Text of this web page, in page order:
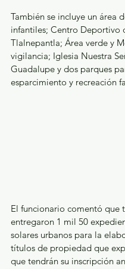
También se incluye un área
infantiles; Centro Deportivo
Tlalnepantla; Área verde y
vigilancia; Iglesia Nuestra
Guadalupe y dos parques
esparcimiento y recreación
El funcionario comentó que
entregaron 1 mil 50
solares urbanos para la
títulos de propiedad que
que tendrán su inscripción